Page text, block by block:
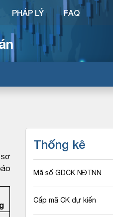
PHÁP LÝ FAQ
Thống kê
Mã số GDCK NĐTNN
Cấp mã CK dự kiến